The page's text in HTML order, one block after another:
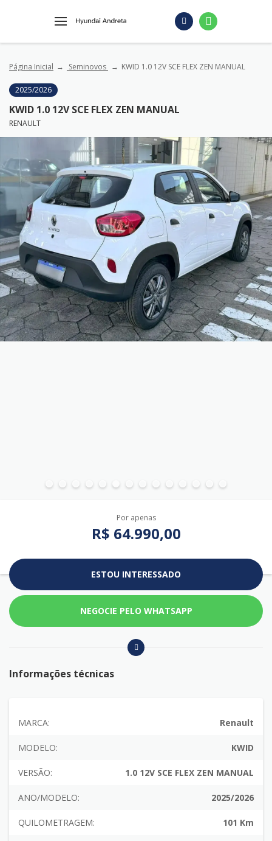
Página Inicial Seminovos KWID 1.0 12V SCE FLEX ZEN MANUAL
2025/2026
KWID 1.0 12V SCE FLEX ZEN MANUAL
RENAULT
Por apenas
R$ 64.990,00
ESTOU INTERESSADO
NEGOCIE PELO WHATSAPP
Informações técnicas
MARCA: Renault
MODELO: KWID
VERSÃO: 1.0 12V SCE FLEX ZEN MANUAL
ANO/MODELO: 2025/2026
QUILOMETRAGEM: 101 Km